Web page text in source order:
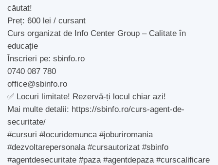
căutat!
Preț: 600 lei / cursant
Curs organizat de Info Center Group – Calitate în
educație
Înscrieri pe: sbinfo.ro
0740 087 780
office@sbinfo.ro
✅ Locuri limitate! Rezervă-ți locul chiar azi!
Mai multe detalii: https://sbinfo.ro/curs-agent-de-
securitate/
#cursuri #locuridemunca #joburiromania
#dezvoltarepersonala #cursautorizat #sbinfo
#agentdesecuritate #paza #agentdepaza #curscalificare